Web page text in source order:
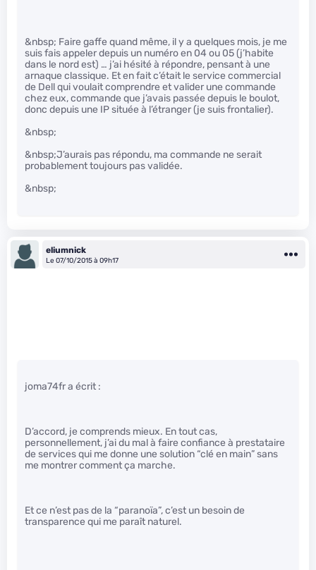
&nbsp; Faire gaffe quand même, il y a quelques mois, je me
suis fais appeler depuis un numéro en 04 ou 05 (j’habite
dans le nord est) … j’ai hésité à répondre, pensant à une
arnaque classique. Et en fait c’était le service commercial
de Dell qui voulait comprendre et valider une commande
chez eux, commande que j’avais passée depuis le boulot,
donc depuis une IP située à l’étranger (je suis frontalier).
&nbsp;
&nbsp;J’aurais pas répondu, ma commande ne serait
probablement toujours pas validée.
&nbsp;
eliumnick
Le 07/10/2015 à 09h17
joma74fr a écrit :
D’accord, je comprends mieux. En tout cas,
personnellement, j’ai du mal à faire confiance à prestataire
de services qui me donne une solution “clé en main” sans
me montrer comment ça marche.
Et ce n’est pas de la “paranoïa”, c’est un besoin de
transparence qui me paraît naturel.